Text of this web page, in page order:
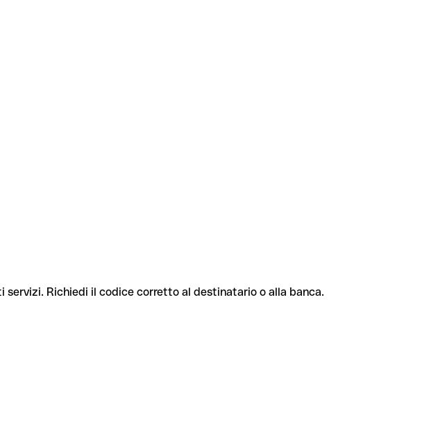
Richiedi il codice corretto al destinatario o alla banca.